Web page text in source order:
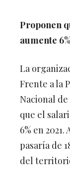
Proponen
aumente 6%
La
Frente a la
Nacional
que el
6% en
pasaría de
del territorio